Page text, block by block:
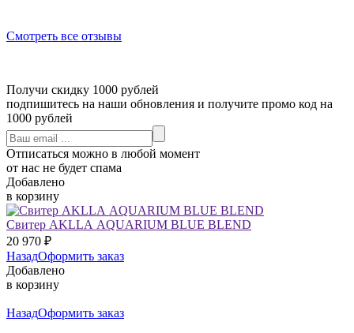
Смотреть все отзывы
Получи скидку 1000 рублей
подпишитесь на наши обновления и получите промо код на
1000 рублей
Отписаться можно в любой момент
от нас не будет спама
Добавлено
в корзину
Свитер AKLLA AQUARIUM BLUE BLEND
20 970 ₽
НазадОформить заказ
Добавлено
в корзину
НазадОформить заказ